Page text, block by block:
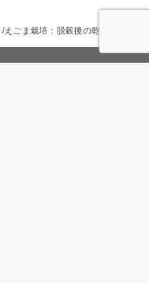
えごま栽培：脱穀後の乾燥